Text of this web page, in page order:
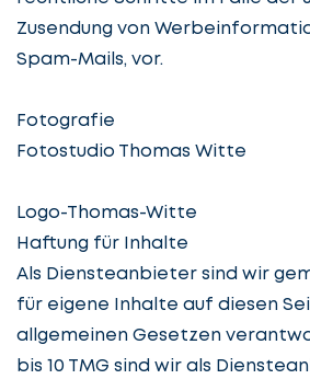
Zusendung von
Spam-Mails, vor.
Fotografie
Fotostudio Thomas Witte
Logo-Thomas-Witte
Haftung für Inhalte
Als Diensteanbieter sind wir
für eigene Inhalte auf diesen
allgemeinen Gesetzen
bis 10 TMG sind wir als